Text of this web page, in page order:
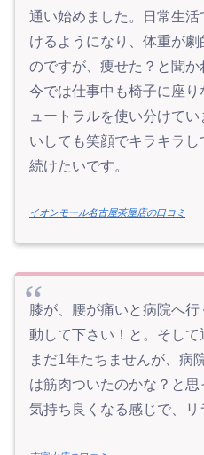
通い始めました。日常生
けるようになり、体重が
のですが、痩せた？と聞か
今では仕事中も椅子に座
ュートラルを使い分けて
いしても笑顔でキラキラ
続けたいです。
イオンモール名古屋茶屋店の口コミ
膝が、腰が痛いと病院へ
動して下さい！と。そして
まだ1年たちませんが、病
は筋肉ついたのかな？と
気持ち良くなる感じで、リ